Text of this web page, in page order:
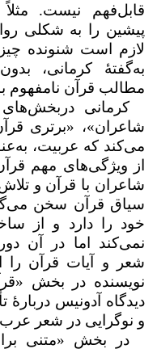
قابل‌فهم نیست. مثلاً
پیشین را به شکلی
لازم است شنونده
به‌گفتۀ کرمانی،
مطالب قرآن نامفهوم
کرمانی
شاعران»، «برتری
می‌کند که عربیت،
از ویژگی‌های مهم
شاعران با قرآن و
سیاق قرآن سخن
خود را دارد و از
نمی‌کند اما در آن
شعر و آیات قرآن را
نویسنده در بخش
دیدگاه آدونیس دربارهٔ
و نوگرایی در شعر
در بخش «متنی